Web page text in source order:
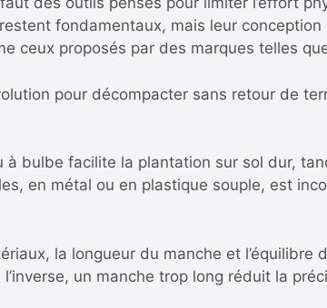
fondamentaux, mais leur
ceux proposés par des marques telles
pour décompacter sans retour de
à bulbe facilite la plantation sur sol dur,
en métal ou en plastique souple, est
la longueur du manche et l’équilibre
un manche trop long réduit la